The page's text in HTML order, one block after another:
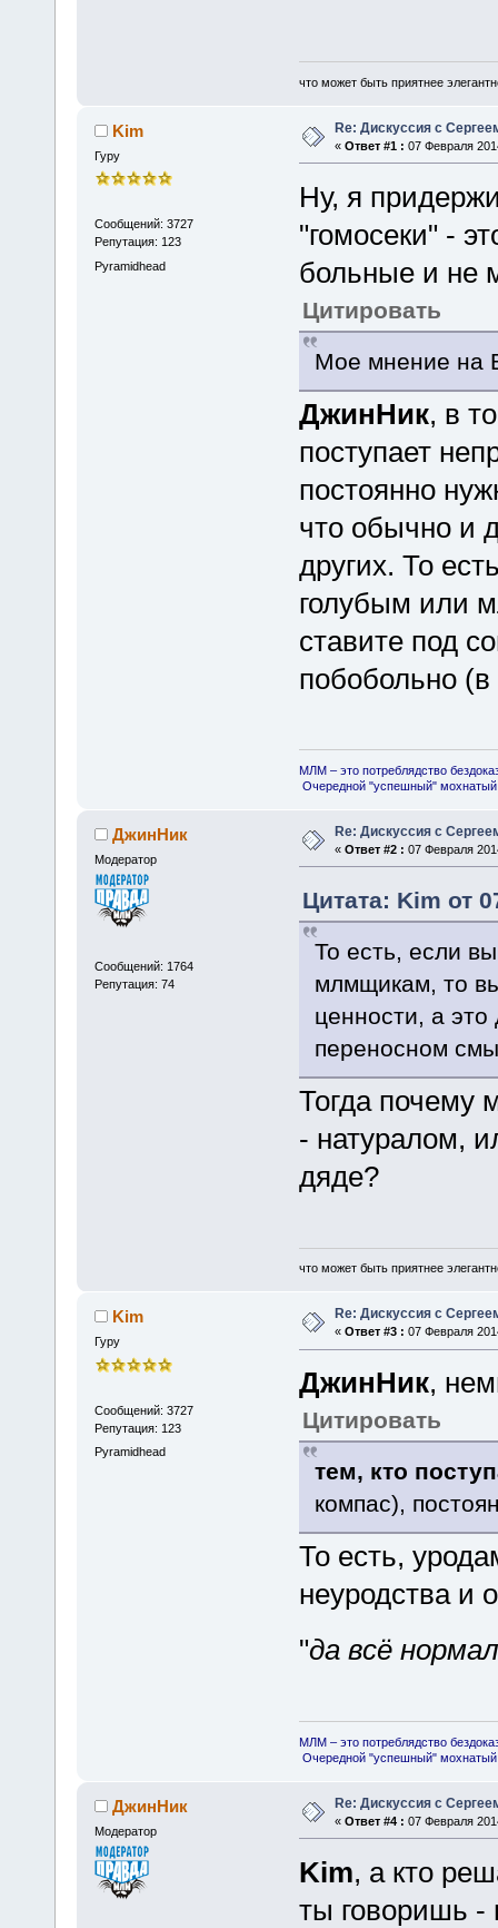
что может быть приятнее
Kim
Гуру
Сообщений: 3727
Репутация: 123
Pyramidhead
Re: Дискуссия с
« Ответ #1 : 07 Февраля
Ну, я
"гомосеки" -
больные и не
Цитировать
Мое мнение на
ДжинНик, в
поступает
постоянно
что обычно и
других. То
голубым или
ставите под
побобольно
МЛМ – это потреблядство
Очередной "успешный"
ДжинНик
Модератор
Сообщений: 1764
Репутация: 74
Re: Дискуссия с
« Ответ #2 : 07 Февраля
Цитата: Kim от
То есть, если
млмщикам, то
ценности, а
переносном
Тогда почему
- натуралом,
дяде?
что может быть приятнее
Kim
Гуру
Сообщений: 3727
Репутация: 123
Pyramidhead
Re: Дискуссия с
« Ответ #3 : 07 Февраля
ДжинНик,
Цитировать
тем, кто
компас),
То есть,
неуродства и
"да всё
МЛМ – это потреблядство
Очередной "успешный"
ДжинНик
Модератор
Re: Дискуссия с
« Ответ #4 : 07 Февраля
Kim, а кто
ты говоришь -